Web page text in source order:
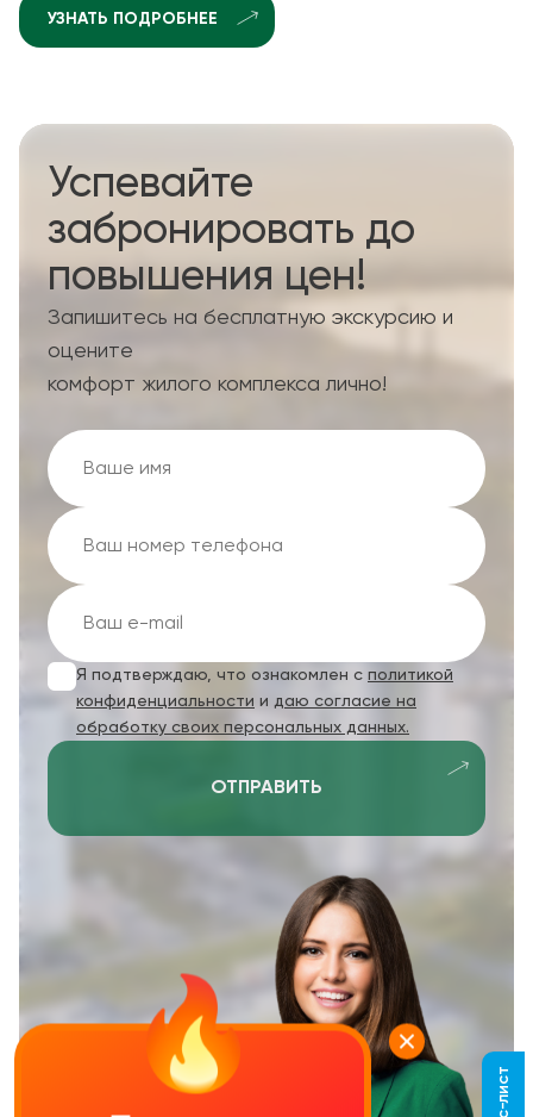
УЗНАТЬ ПОДРОБНЕЕ
Успевайте
забронировать до
повышения цен!
Запишитесь на бесплатную экскурсию и
оцените
комфорт жилого комплекса лично!
Я подтверждаю, что ознакомлен с политикой
конфиденциальности и даю согласие на
обработку своих персональных данных.
ОТПРАВИТЬ